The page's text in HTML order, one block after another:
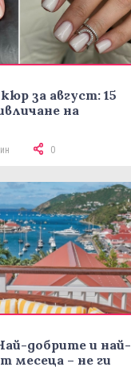
за август: 15
на
0
добрите и най-
месеца – не ги